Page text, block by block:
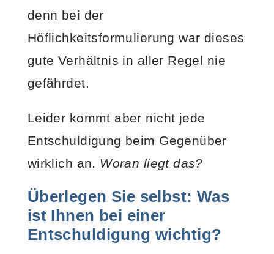
denn bei der
Höflichkeitsformulierung war dieses
gute Verhältnis in aller Regel nie
gefährdet.
Leider kommt aber nicht jede
Entschuldigung beim Gegenüber
wirklich an. Woran liegt das?
Überlegen Sie selbst: Was
ist Ihnen bei einer
Entschuldigung wichtig?